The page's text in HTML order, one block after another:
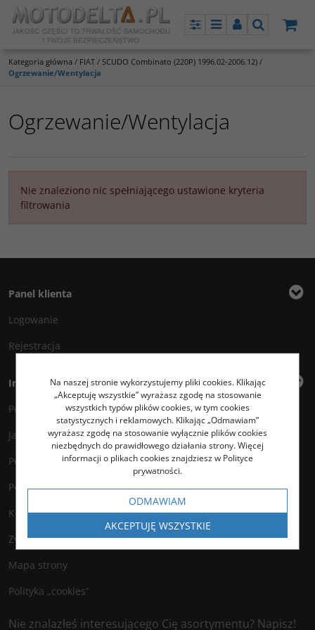
PanelMenuPanelSzukaj
Kategoria główna / FIAT / SCUDO Combinato (220P) 1996.02-2006.12) /
Ogrzewanie/Wentylacja
Ogrzewanie/Wentylacja
Nie znaleziono nic spełniającego ustawione kryteria
filtrowania
Panel klienta
Logowanie
Rejestracja
Informacje
Polityka prywatności
Jak kupować?
Polityka legalności
Polityka antyspamowa
Kontakt
Zwroty
Mapa strony
Polityka „cookies”
Nie znalazłeś interesującego Cię asortymentu? Napisz!
Na naszej stronie wykorzystujemy pliki cookies. Klikając
„Akceptuję wszystkie” wyrażasz zgodę na stosowanie
wszystkich typów plików cookies, w tym cookies
statystycznych i reklamowych. Klikając „Odmawiam”
wyrażasz zgodę na stosowanie wyłącznie plików cookies
niezbędnych do prawidłowego działania strony. Więcej
informacji o plikach cookies znajdziesz w Polityce
prywatności.
ODMAWIAM
AKCEPTUJĘ WSZYSTKIE